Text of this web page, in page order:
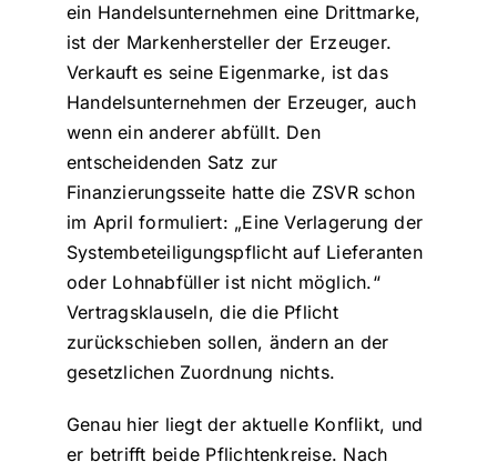
ein Handelsunternehmen eine Drittmarke,
ist der Markenhersteller der Erzeuger.
Verkauft es seine Eigenmarke, ist das
Handelsunternehmen der Erzeuger, auch
wenn ein anderer abfüllt. Den
entscheidenden Satz zur
Finanzierungsseite hatte die ZSVR schon
im April formuliert: „Eine Verlagerung der
Systembeteiligungspflicht auf Lieferanten
oder Lohnabfüller ist nicht möglich.“
Vertragsklauseln, die die Pflicht
zurückschieben sollen, ändern an der
gesetzlichen Zuordnung nichts.
Genau hier liegt der aktuelle Konflikt, und
er betrifft beide Pflichtenkreise. Nach